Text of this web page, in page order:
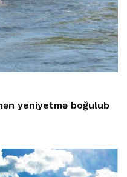
yeniyetmə boğulub